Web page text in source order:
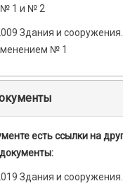
№ 1 и № 2
Здания и
№ 1
есть ссылки на
Здания и